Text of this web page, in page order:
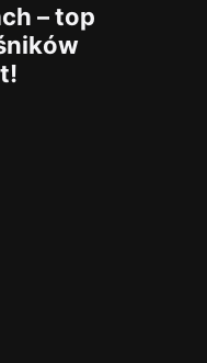
– top